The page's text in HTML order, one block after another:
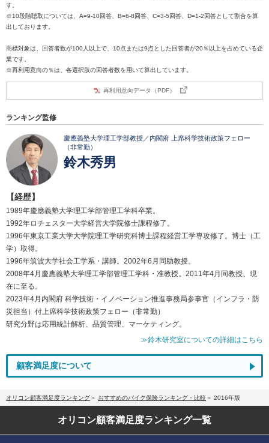
す。
※10段階聴取については、A=9-10回答、B=6-8回答、C=3-5回答、D=1-2回答として割合を算
出しております。
商標対象は、回答者数が100人以上で、10点または9点とした回答者が20％以上を占めている企
業です。
※再利用意向の％は、各選択肢の回答者数を用いて算出しています。
再利用意向データ（PDF）
ランキング監修
慶應義塾大学理工学部教授／内閣府 上席科学技術政策フェロー
（非常勤）
鈴木秀男
【経歴】
1989年慶應義塾大学理工学部管理工学科卒業。
1992年ロチェスター大学経営大学院修士課程修了。
1996年東京工業大学大学院理工学研究科博士課程経営工学専攻修了。博士（工
学）取得。
1996年筑波大学社会工学系・講師。2002年6月同助教授。
2008年4月慶應義塾大学理工学部管理工学科・准教授。2011年4月同教授、現
在に至る。
2023年4月内閣府 科学技術・イノベーション推進事務局参事官（インフラ・防
災担当）付上席科学技術政策フェロー（非常勤）
研究分野は応用統計解析、品質管理、マーケティング。
≫鈴木研究室についての詳細はこちら
顧客満足度について
オリコン顧客満足度ランキング おすすめのバイク保険ランキング・比較 2016年版
オリコン顧客満足度ランキング一覧